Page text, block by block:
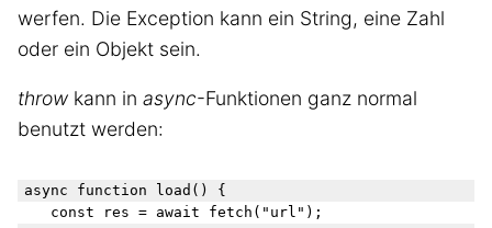
werfen. Die Exception kann ein String, eine Zahl
oder ein Objekt sein.
throw kann in async-Funktionen ganz normal
benutzt werden:
async function load() {